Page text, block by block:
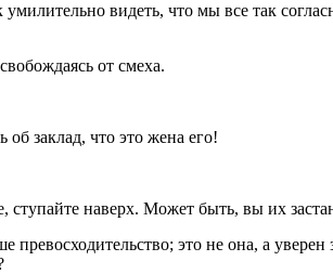
видеть, что мы все так
от смеха.
заклад, что это жена его!
ступайте наверх. Может быть, вы их
превосходительство; это не она, а